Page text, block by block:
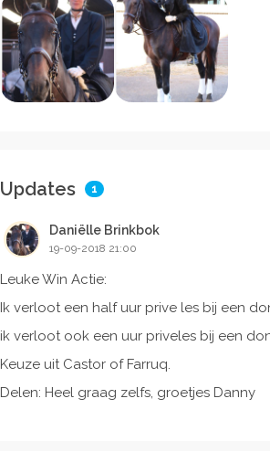
Updates 1
Daniëlle Brinkbok
19-09-2018 21:00
Leuke Win Actie:
Ik verloot een half uur prive les bij een
ik verloot ook een uur priveles bij een
Keuze uit Castor of Farruq.
Delen: Heel graag zelfs, groetjes Danny